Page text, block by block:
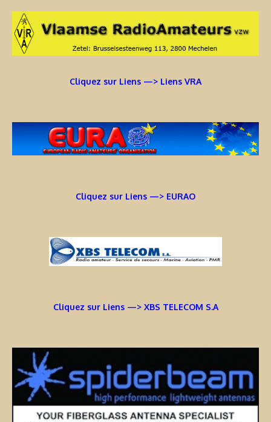
Cliquez sur Liens —> Liens VRA
Cliquez sur Liens —> EURAO
Cliquez sur Liens —> XBS TELECOM S.A